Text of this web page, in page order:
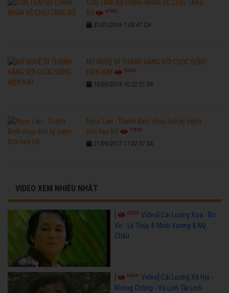
CON TRAI NS CHINH NHẪN VỀ CHỊU TANG
BỐ
42985
31/01/2016 1:08:47 CH
NỮ NGHỆ SĨ THANH HẰNG VỚI CUỘC SỐNG
HIỆN NAY
32583
18/05/2016 10:22:21 SA
Ngọc Lan - Thanh Bình chụp ảnh kỷ niệm
thời hẹn hò
17828
21/09/2017 11:02:37 SA
VIDEO XEM NHIỀU NHẤT
[ 67095 Video] Cải Lương Xưa - Bơ
Vơ - Lệ Thủy & Minh Vương & Mỹ
Châu
50847 Video] Cải Lương Xã Hội -
Không Chồng - Vũ Linh Tài Linh